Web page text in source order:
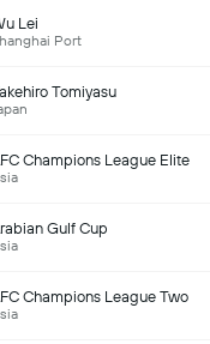
Lei
Port
Tomiyasu
Champions League Elite
Gulf Cup
Champions League Two